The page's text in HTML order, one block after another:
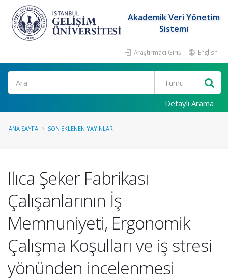
Akademik Veri Yönetim
Sistemi
Araştırmacı Girişi English
Ara
Detaylı Arama
ANA SAYFA SON EKLENEN YAYINLAR
Ilıca Şeker Fabrikası
Çalışanlarının İş
Memnuniyeti, Ergonomik
Çalışma Koşulları ve iş stresi
yönünden incelenmesi